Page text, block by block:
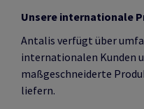
Unsere internationale
Antalis verfügt über
internationalen Kunden
maßgeschneiderte
liefern.